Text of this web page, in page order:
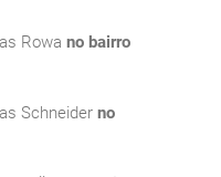
Rowa no bairro
Schneider no